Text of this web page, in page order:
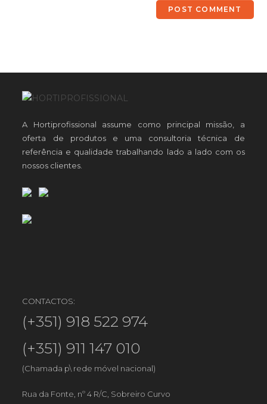
A Hortiprofissional assume como principal missão, a
oferta de produtos e uma consultoria técnica de
referência e qualidade trabalhando lado a lado com os
nossos clientes.
CONTACTOS:
(+351) 918 522 974
(+351) 911 147 010
(Chamada p\ rede móvel nacional)
Rua da Fonte, nº 4 R/C, Sobreiro Curvo